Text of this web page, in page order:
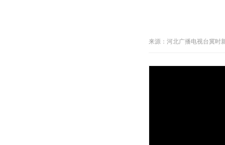
来源： 河北广播电视台冀时